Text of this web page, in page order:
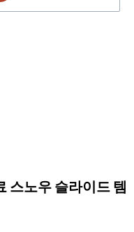
스노우 슬라이드 템